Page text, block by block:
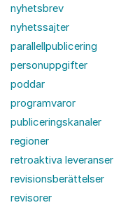
nyhetsbrev
nyhetssajter
parallellpublicering
personuppgifter
poddar
programvaror
publiceringskanaler
regioner
retroaktiva leveranser
revisionsberättelser
revisorer